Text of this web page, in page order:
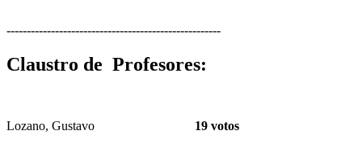
-----------------------------------------------------
Claustro de Profesores:
Lozano, Gustavo
19 votos